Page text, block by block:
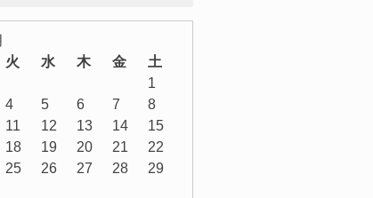
火 水 木 金
土
1
4 5 6 7
8
11 12 13 14
15
18 19 20 21
22
25 26 27 28
29